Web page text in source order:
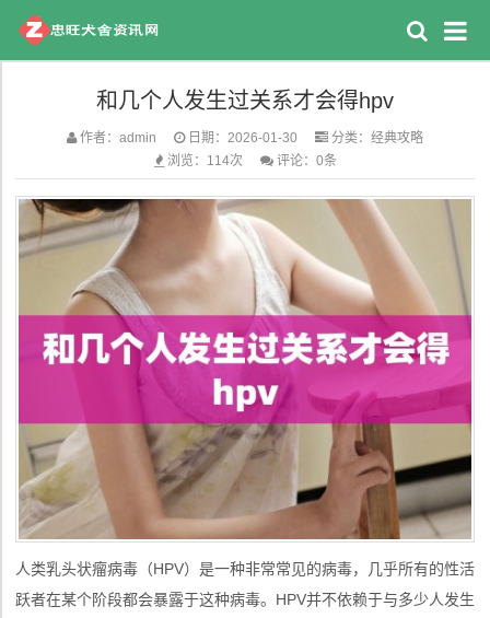
和几个人发生过关系才会得hpv
作者：admin 日期：2026-01-30 分类： 经典攻略
浏览：114次
评论：0条
人类乳头状瘤病毒（HPV）是一种非常常见的病毒，几乎所有的性活
跃者在某个阶段都会暴露于这种病毒。HPV并不依赖于与多少人发生